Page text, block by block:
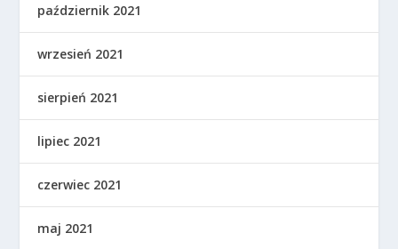
październik 2021
wrzesień 2021
sierpień 2021
lipiec 2021
czerwiec 2021
maj 2021